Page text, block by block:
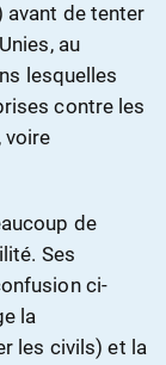
avant de tenter
au
lesquelles
contre les
voire
de
Ses
ci-
la
les civils) et la